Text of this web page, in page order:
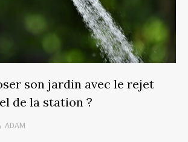
son jardin avec le rejet
de la station ?
ADAM